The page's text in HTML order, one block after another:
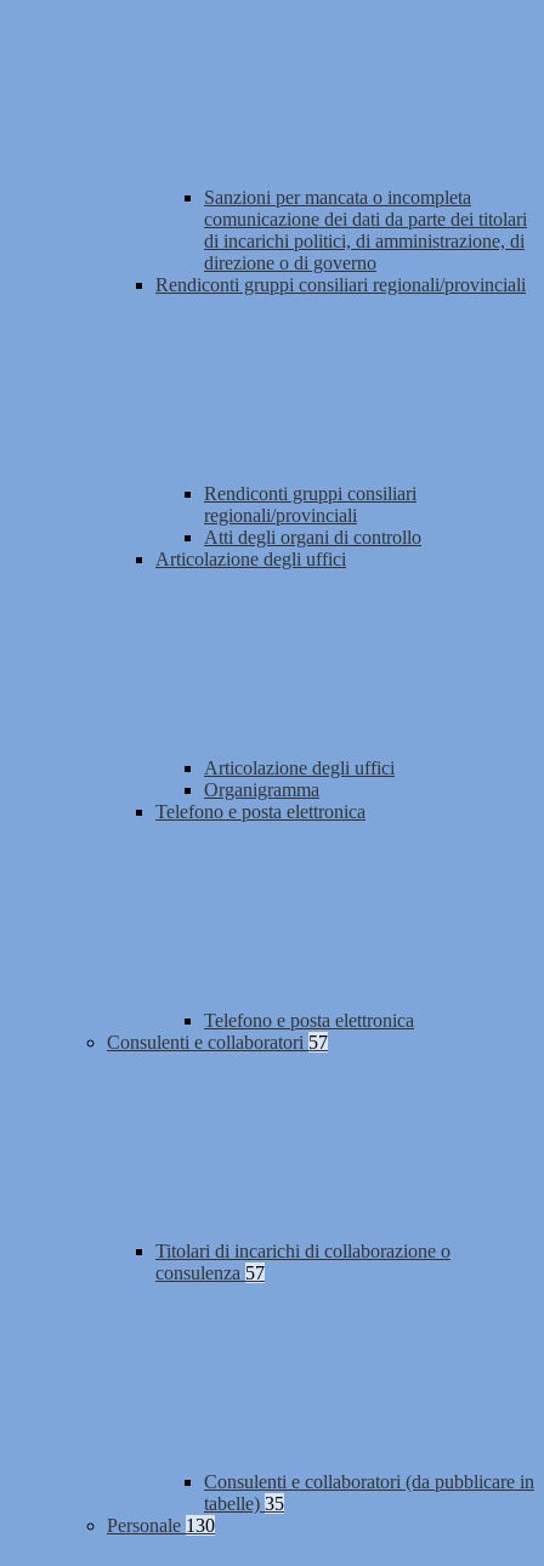
Sanzioni per mancata o incompleta
comunicazione dei dati da parte dei titolari
di incarichi politici, di amministrazione, di
direzione o di governo
Rendiconti gruppi consiliari regionali/provinciali
Rendiconti gruppi consiliari
regionali/provinciali
Atti degli organi di controllo
Articolazione degli uffici
Articolazione degli uffici
Organigramma
Telefono e posta elettronica
Telefono e posta elettronica
Consulenti e collaboratori 57
Titolari di incarichi di collaborazione o
consulenza 57
Consulenti e collaboratori (da pubblicare in
tabelle) 35
Personale 130